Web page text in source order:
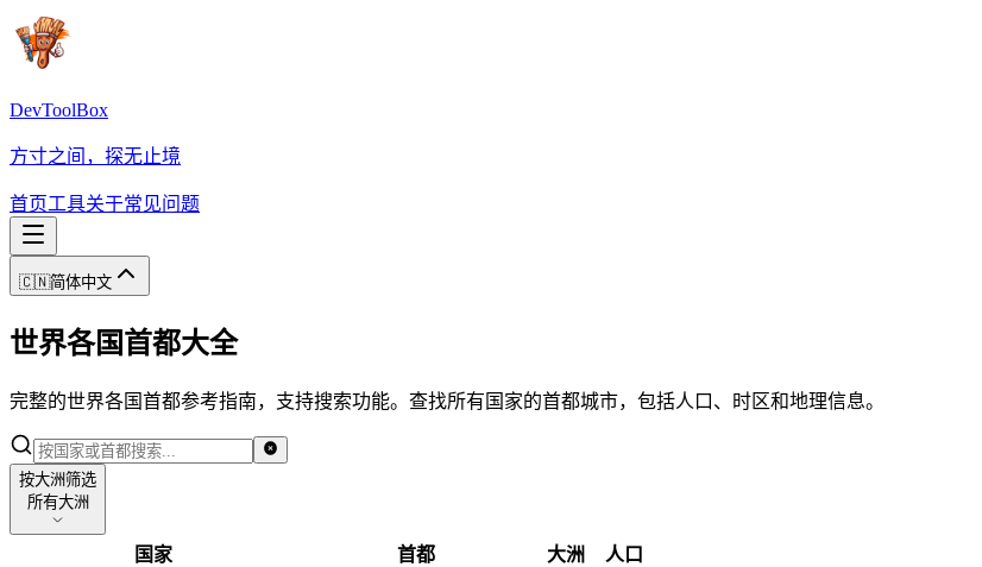
DevToolBox
方寸之间，探无止境
首页工具关于常见问题
🇨🇳简体中文
世界各国首都大全
完整的世界各国首都参考指南，支持搜索功能。查找所有国家的首都城市，包括人口、时区和地理信息。
按大洲筛选
按大洲筛选
所有大洲
国家 首都 大洲
人口